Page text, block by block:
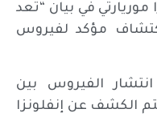
موريارتي في بيان “تعد
اكتشاف مؤكد لفيروس
الفيروس بين
الكشف عن إنفلونزا